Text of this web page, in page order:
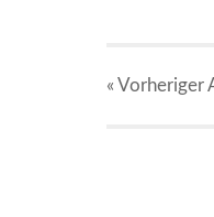
« Vorheriger